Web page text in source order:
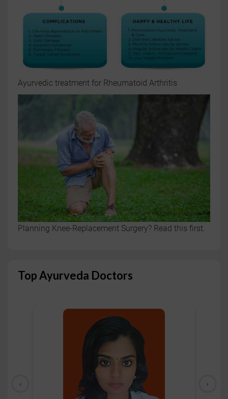
Ayurvedic treatment for Rheumatoid Arthritis
Planning Knee-Replacement Surgery? Read this first.
Top Ayurveda Doctors
‹ ›